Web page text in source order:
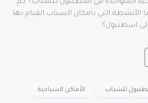
المتواجدة في اسطنبول للشباب؟ كم
الأنشطة التي بامكان السباب القيام بها
اسطنبول؟
للشباب الأماكن السياحية